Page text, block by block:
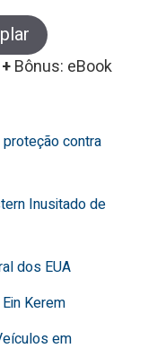
Bônus: eBook
contra
Inusitado de
dos EUA
Kerem
em